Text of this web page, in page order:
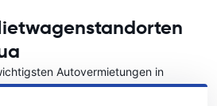
Autovermietungen in